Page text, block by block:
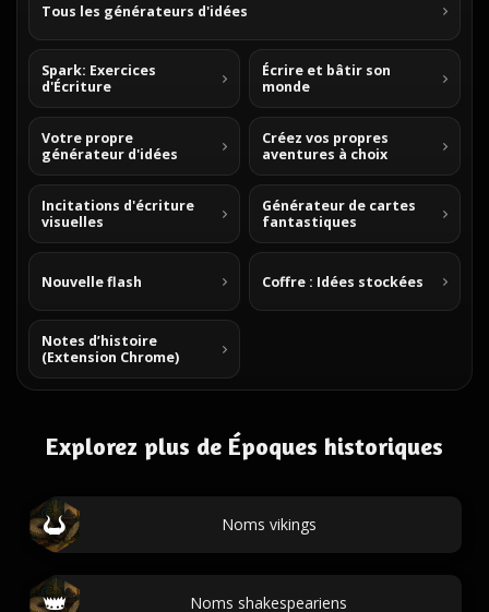
Tous les générateurs d'idées
Spark: Exercices
d'Écriture
Écrire et bâtir son
monde
Votre propre
générateur d'idées
Créez vos propres
aventures à choix
Incitations d'écriture
visuelles
Générateur de cartes
fantastiques
Nouvelle flash Coffre : Idées stockées
Notes d’histoire
(Extension Chrome)
Explorez plus de Époques historiques
Noms vikings
Noms shakespeariens